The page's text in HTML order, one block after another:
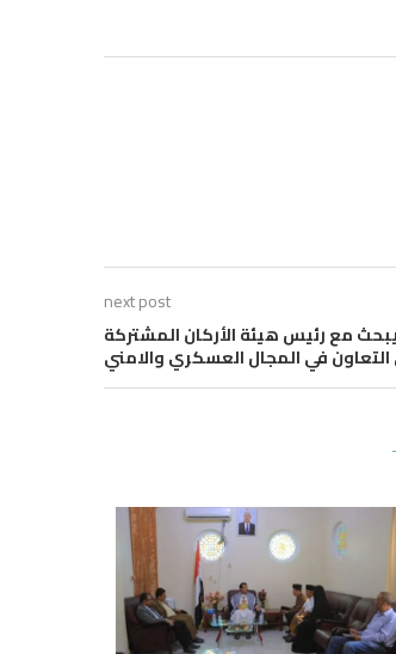
next post
مع رئيس هيئة الأركان المشتركة
التعاون في المجال العسكري والامني